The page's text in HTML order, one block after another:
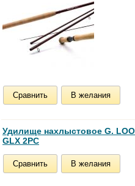
Сравнить В желания
Удилище нахлыстовое G.
GLX 2PC
Сравнить В желания